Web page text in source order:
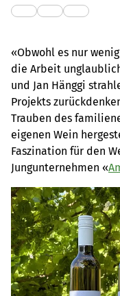
«Obwohl es nur
die Arbeit
und Jan Hänggi
Projekts
Trauben des
eigenen Wein
Faszination für den
Jungunternehmen «